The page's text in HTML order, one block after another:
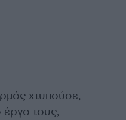
χτυπούσε,
έργο τους,